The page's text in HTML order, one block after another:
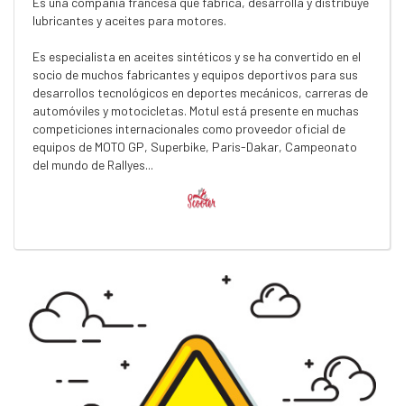
lubricantes y aceites para motores.
Es especialista en aceites sintéticos y se ha convertido en el
socio de muchos fabricantes y equipos deportivos para sus
desarrollos tecnológicos en deportes mecánicos, carreras de
automóviles y motocicletas. Motul está presente en muchas
competiciones internacionales como proveedor oficial de
equipos de MOTO GP, Superbike, Paris-Dakar, Campeonato
del mundo de Rallyes...